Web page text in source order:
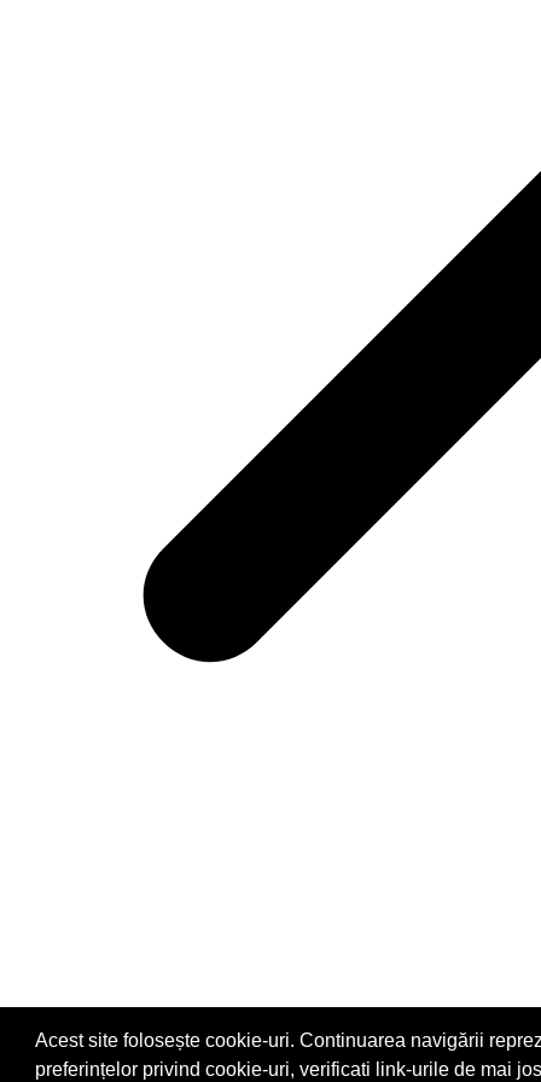
Acest site folosește cookie-uri. Continuarea navigării
preferințelor privind cookie-uri, verificati link-urile de mai